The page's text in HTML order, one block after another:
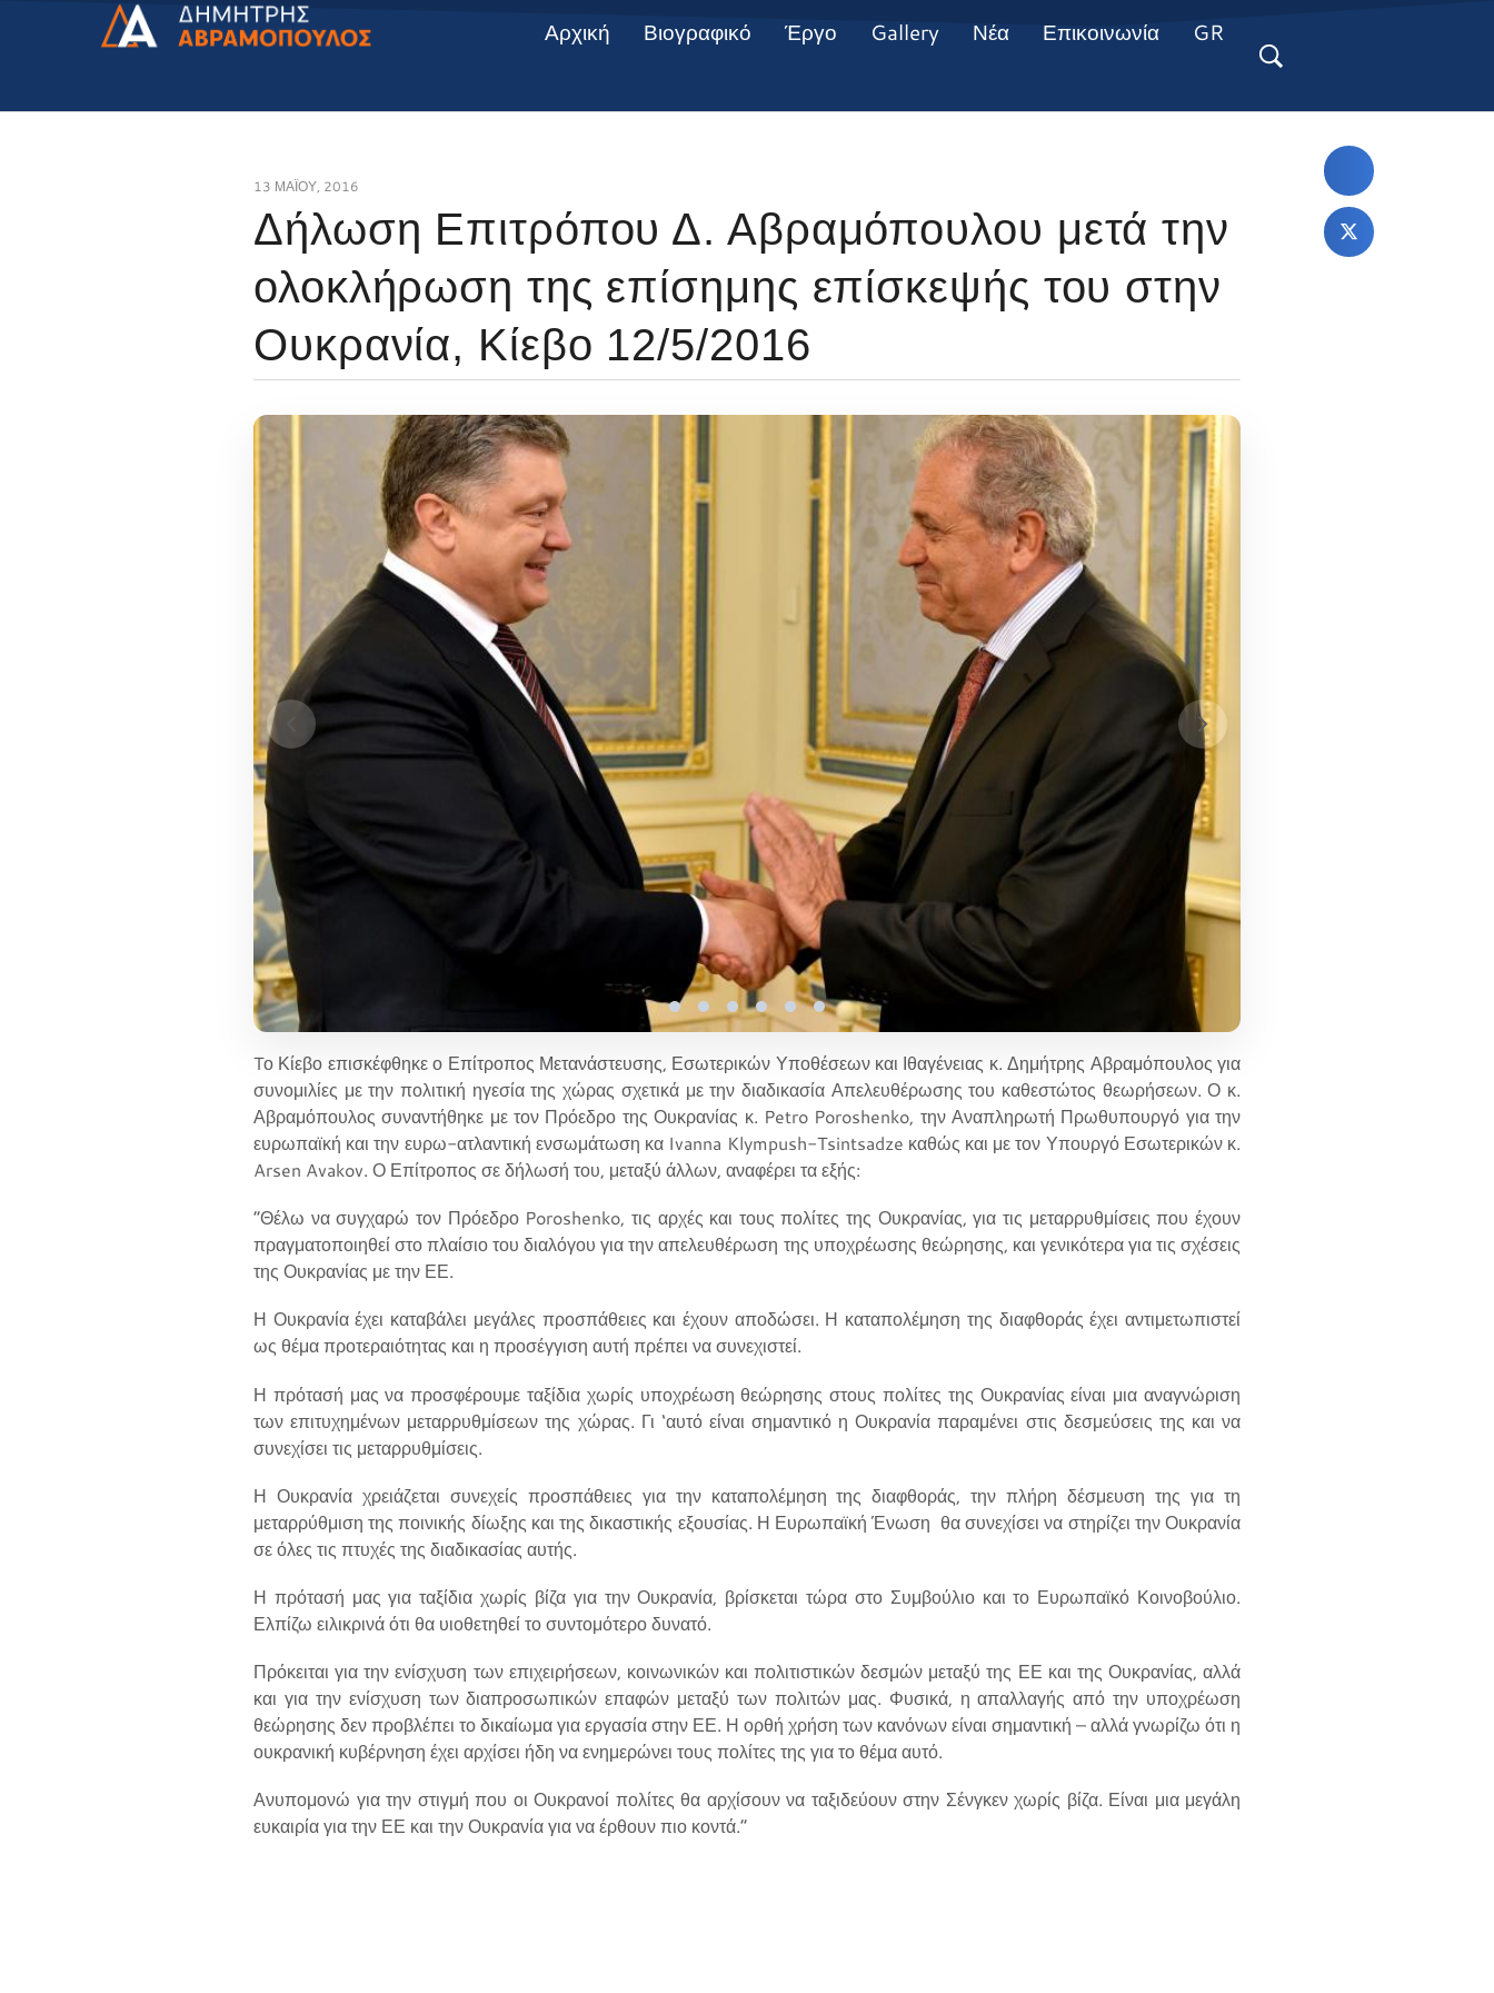
Αρχική Βιογραφικό Έργο Gallery Νέα Επικοινωνία GR
13 ΜΑΪ́ΟΥ, 2016
Δήλωση Επιτρόπου Δ. Αβραμόπουλου μετά την
ολοκλήρωση της επίσημης επίσκεψής του στην
Ουκρανία, Κίεβο 12/5/2016
Tο Κίεβο επισκέφθηκε ο Επίτροπος Μετανάστευσης, Εσωτερικών Υποθέσεων και Ιθαγένειας κ. Δημήτρης Αβραμόπουλος για
συνομιλίες με την πολιτική ηγεσία της χώρας σχετικά με την διαδικασία Απελευθέρωσης του καθεστώτος θεωρήσεων. Ο κ.
Αβραμόπουλος συναντήθηκε με τον Πρόεδρο της Ουκρανίας κ. Petro Poroshenko, την Αναπληρωτή Πρωθυπουργό για την
ευρωπαϊκή και την ευρω-ατλαντική ενσωμάτωση κα Ivanna Klympush-Tsintsadze καθώς και με τον Υπουργό Εσωτερικών κ.
Arsen Avakov. Ο Επίτροπος σε δήλωσή του, μεταξύ άλλων, αναφέρει τα εξής:
“Θέλω να συγχαρώ τον Πρόεδρο Poroshenko, τις αρχές και τους πολίτες της Ουκρανίας, για τις μεταρρυθμίσεις που έχουν
πραγματοποιηθεί στο πλαίσιο του διαλόγου για την απελευθέρωση της υποχρέωσης θεώρησης, και γενικότερα για τις σχέσεις
της Ουκρανίας με την ΕΕ.
Η Ουκρανία έχει καταβάλει μεγάλες προσπάθειες και έχουν αποδώσει. Η καταπολέμηση της διαφθοράς έχει αντιμετωπιστεί
ως θέμα προτεραιότητας και η προσέγγιση αυτή πρέπει να συνεχιστεί.
Η πρότασή μας να προσφέρουμε ταξίδια χωρίς υποχρέωση θεώρησης στους πολίτες της Ουκρανίας είναι μια αναγνώριση
των επιτυχημένων μεταρρυθμίσεων της χώρας. Γι ‘αυτό είναι σημαντικό η Ουκρανία παραμένει στις δεσμεύσεις της και να
συνεχίσει τις μεταρρυθμίσεις.
Η Ουκρανία χρειάζεται συνεχείς προσπάθειες για την καταπολέμηση της διαφθοράς, την πλήρη δέσμευση της για τη
μεταρρύθμιση της ποινικής δίωξης και της δικαστικής εξουσίας. Η Ευρωπαϊκή Ένωση θα συνεχίσει να στηρίζει την Ουκρανία
σε όλες τις πτυχές της διαδικασίας αυτής.
Η πρότασή μας για ταξίδια χωρίς βίζα για την Ουκρανία, βρίσκεται τώρα στο Συμβούλιο και το Ευρωπαϊκό Κοινοβούλιο.
Ελπίζω ειλικρινά ότι θα υιοθετηθεί το συντομότερο δυνατό.
Πρόκειται για την ενίσχυση των επιχειρήσεων, κοινωνικών και πολιτιστικών δεσμών μεταξύ της ΕΕ και της Ουκρανίας, αλλά
και για την ενίσχυση των διαπροσωπικών επαφών μεταξύ των πολιτών μας. Φυσικά, η απαλλαγής από την υποχρέωση
θεώρησης δεν προβλέπει το δικαίωμα για εργασία στην ΕΕ. Η ορθή χρήση των κανόνων είναι σημαντική – αλλά γνωρίζω ότι η
ουκρανική κυβέρνηση έχει αρχίσει ήδη να ενημερώνει τους πολίτες της για το θέμα αυτό.
Ανυπομονώ για την στιγμή που οι Ουκρανοί πολίτες θα αρχίσουν να ταξιδεύουν στην Σένγκεν χωρίς βίζα. Είναι μια μεγάλη
ευκαιρία για την ΕΕ και την Ουκρανία για να έρθουν πιο κοντά.”